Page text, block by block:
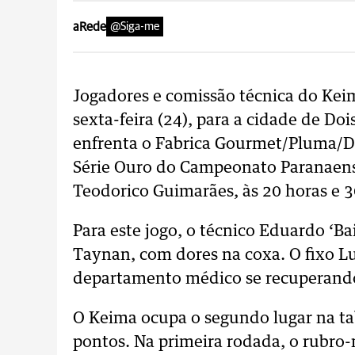
aRede @Siga-me
Jogadores e comissão técnica do
sexta-feira (24), para a cidade de
enfrenta o Fabrica Gourmet/Pluma/
Série Ouro do Campeonato
Teodorico Guimarães, às 20 horas e
Para este jogo, o técnico Eduardo
Taynan, com dores na coxa. O fixo
departamento médico se
O Keima ocupa o segundo lugar na
pontos. Na primeira rodada, o rubro-